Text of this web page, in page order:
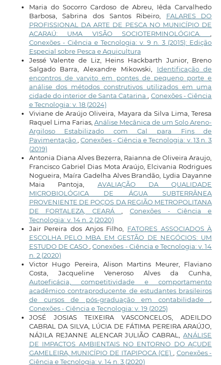
Maria do Socorro Cardoso de Abreu, Iêda Carvalhedo
Barbosa, Sabrina dos Santos Ribeiro, FALARES DO
PROFISSIONAL DA ARTE DE PESCA NO MUNICÍPIO DE
ACARAÚ: UMA VISÃO SOCIOTERMINOLÓGICA.,
Conexões - Ciência e Tecnologia: v. 9 n. 3 (2015): Edição
Especial sobre Pesca e Aquicultura
Jessé Valente de Liz, Heins Hackbarth Junior, Breno
Salgado Barra, Alexandre Mikowski, Identificação de
encontros de varvito em pontes de pequeno porte e
análise dos métodos construtivos utilizados em uma
cidade do interior de Santa Catarina, Conexões - Ciência
e Tecnologia: v. 18 (2024)
Viviane de Araújo Oliveira, Mayara da Silva Lima, Teresa
Raquel Lima Farias, Análise Mecânica de um Solo Areno-
Argiloso Estabilizado com Cal para Fins de
Pavimentação,Conexões - Ciência e Tecnologia: v. 13 n. 3
(2019)
Antonia Diana Alves Bezerra, Raianna de Oliveira Araujo,
Francisco Gabriel Dias Mota Araújo, Elcivania Rodrigues
Nogueira, Maíra Gadelha Alves Brandão, Lydia Dayanne
Maia Pantoja, AVALIAÇÃO DA QUALIDADE
MICROBIOLÓGICA DE ÁGUA SUBTERRÂNEA
PROVENIENTE DE POÇOS DA REGIÃO METROPOLITANA
DE FORTALEZA, CEARÁ, Conexões - Ciência e
Tecnologia: v. 14 n. 2 (2020)
Jair Pereira dos Anjos Filho, FATORES ASSOCIADOS À
ESCOLHA PELO MBA EM GESTÃO DE NEGÓCIOS: UM
ESTUDO DE CASO,Conexões - Ciência e Tecnologia: v. 14
n. 2 (2020)
Victor Hugo Pereira, Alison Martins Meurer, Flaviano
Costa, Jacqueline Veneroso Alves da Cunha,
Autoeficácia, competitividade e comportamento
acadêmico contraproducente de estudantes brasileiros
de cursos de pós-graduação em contabilidade,
Conexões - Ciência e Tecnologia: v. 19 (2025)
JOSÉ JOSIAS TEIXEIRA VASCONCELOS, ADEILDO
CABRAL DA SILVA, LÚCIA DE FÁTIMA PEREIRA ARAÚJO,
NÁJILA REJANNE ALENCAR JULIÃO CABRAL,ANÁLISE
DE IMPACTOS AMBIENTAIS NO ENTORNO DO AÇUDE
GAMELEIRA, MUNICÍPIO DE ITAPIPOCA (CE) , Conexões -
Ciência e Tecnologia: v. 14 n. 3 (2020)